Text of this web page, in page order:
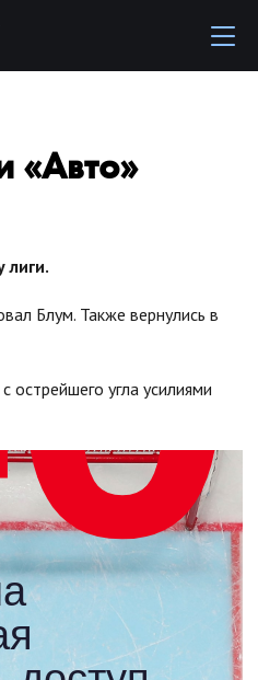
«Авто»
лиги.
Блум. Также вернулись в
острейшего угла усилиями